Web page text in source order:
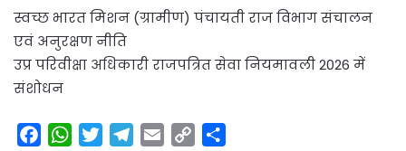
स्वच्छ भारत मिशन (ग्रामीण) पंचायती राज विभाग संचालन
एवं अनुरक्षण नीति
उप्र परिवीक्षा अधिकारी राजपत्रित सेवा नियमावली 2026 में
संशोधन
W